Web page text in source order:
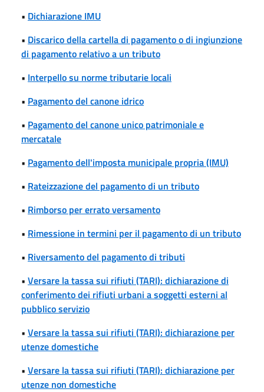
• Dichiarazione IMU
• Discarico della cartella di pagamento o di ingiunzione
di pagamento relativo a un tributo
• Interpello su norme tributarie locali
• Pagamento del canone idrico
• Pagamento del canone unico patrimoniale e
mercatale
• Pagamento dell'imposta municipale propria (IMU)
• Rateizzazione del pagamento di un tributo
• Rimborso per errato versamento
• Rimessione in termini per il pagamento di un tributo
• Riversamento del pagamento di tributi
• Versare la tassa sui rifiuti (TARI): dichiarazione di
conferimento dei rifiuti urbani a soggetti esterni al
pubblico servizio
• Versare la tassa sui rifiuti (TARI): dichiarazione per
utenze domestiche
• Versare la tassa sui rifiuti (TARI): dichiarazione per
utenze non domestiche